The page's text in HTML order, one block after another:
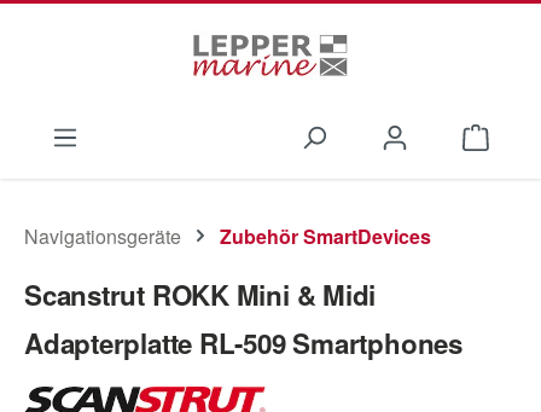
Navigationsgeräte Zubehör SmartDevices
Scanstrut ROKK Mini & Midi
Adapterplatte RL-509 Smartphones